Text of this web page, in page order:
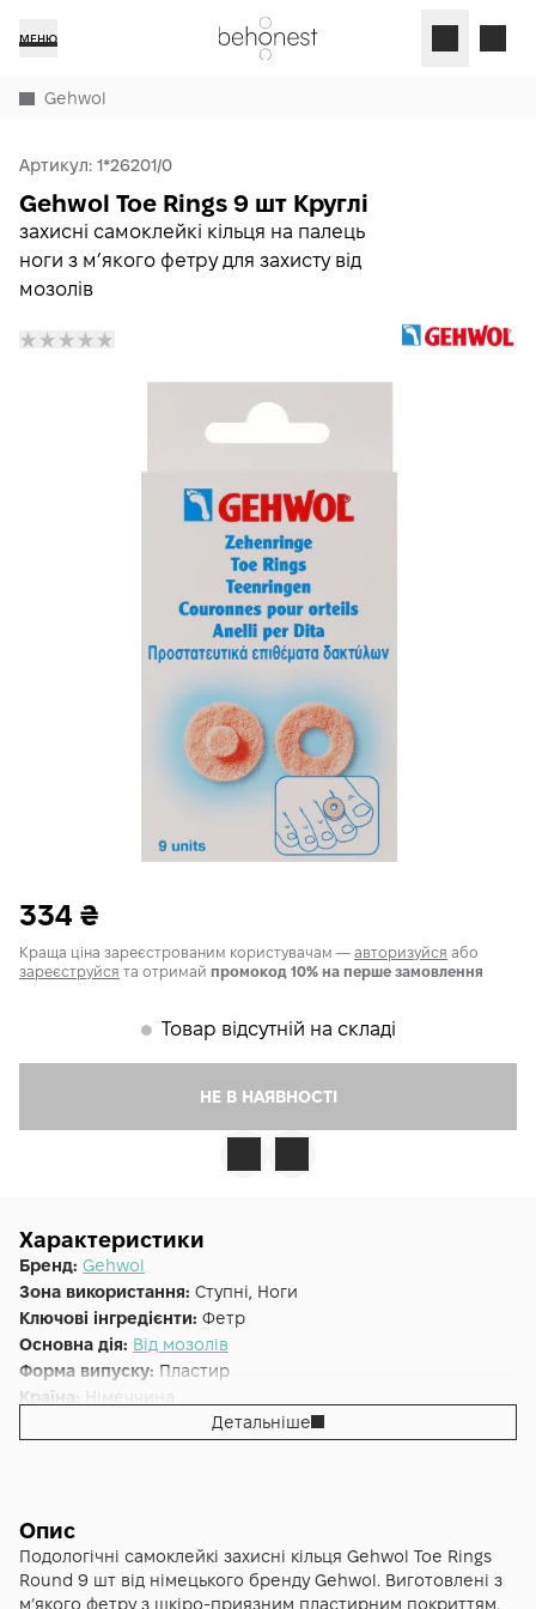
МЕНЮ
Gehwol
Артикул: 1*26201/0
захисні самоклейкі кільця на палець
ноги з мʼякого фетру для захисту від
мозолів
Gehwol Toe Rings 9 шт Круглі
334 ₴
Краща ціна зареєстрованим користувачам — авторизуйся або
зареєструйся та отримай промокод 10% на перше замовлення
𒊹 Товар відсутній на складі
НЕ В НАЯВНОСТІ
Характеристики
Бренд: Gehwol
Зона використання: Ступні, Ноги
Ключові інгредієнти: Фетр
Основна дія: Від мозолів
Форма випуску: Пластир
Країна: Німеччина
Круглі кільця Gehwol Toe Rings 9 шт
Детальніше
Опис
Подологічні самоклейкі захисні кільця Gehwol Toe Rings
Round 9 шт від німецького бренду Gehwol. Виготовлені з
мʼякого фетру з шкіро-приязним пластирним покриттям.